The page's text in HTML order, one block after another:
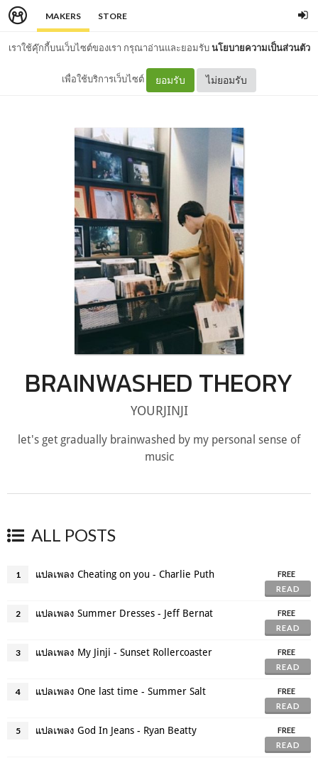
MAKERS STORE
เราใช้คุ๊กกี้บนเว็บไซต์ของเรา กรุณาอ่านและยอมรับนโยบายความเป็นส่วนตัว
เพื่อใช้บริการเว็บไซต์ ยอมรับ ไม่ยอมรับ
BRAINWASHED THEORY
YOURJINJI
let's get gradually brainwashed by my personal sense of
music
ALL POSTS
1 แปลเพลง Cheating on you - Charlie Puth
FREE
READ
2 แปลเพลง Summer Dresses - Jeff Bernat
FREE
READ
3 แปลเพลง My Jinji - Sunset Rollercoaster
FREE
READ
4 แปลเพลง One last time - Summer Salt
FREE
READ
5 แปลเพลง God In Jeans - Ryan Beatty
FREE
READ